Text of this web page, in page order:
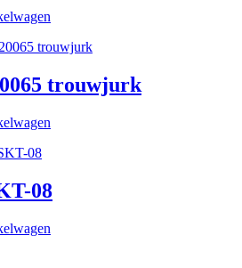
trouwjurk
08